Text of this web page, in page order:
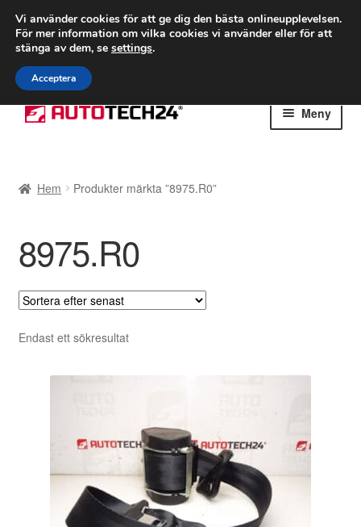
FRAKT från 75 kr
Världsomspännande frakt
Ring 766 924 713
Hoppa
till
Hoppa
till
Meny
Betalningar
Integritetspolicy
Klagomål
Kolla upp
Kontakt
Reklamationsprocedur
Hem Produkter märkta ”8975.R0”
8975.R0
Endast ett sökresultat
Vi använder cookies för att ge dig den bästa onlineupplevelsen.
För mer information om vilka cookies vi använder eller för att
stänga av dem, se settings.
Acceptera